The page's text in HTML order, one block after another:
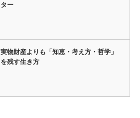
ター
実物財産よりも「知恵・考え方・哲学」
を残す生き方